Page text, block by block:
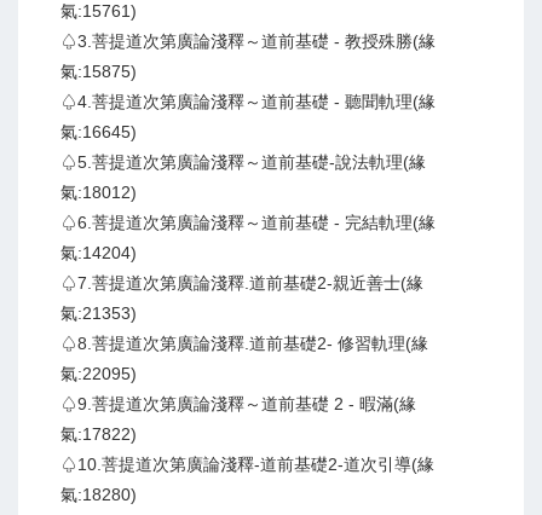
氣:15761)
♤3.菩提道次第廣論淺釋～道前基礎 - 教授殊勝(緣
氣:15875)
♤4.菩提道次第廣論淺釋～道前基礎 - 聽聞軌理(緣
氣:16645)
♤5.菩提道次第廣論淺釋～道前基礎-說法軌理(緣
氣:18012)
♤6.菩提道次第廣論淺釋～道前基礎 - 完結軌理(緣
氣:14204)
♤7.菩提道次第廣論淺釋.道前基礎2-親近善士(緣
氣:21353)
♤8.菩提道次第廣論淺釋.道前基礎2- 修習軌理(緣
氣:22095)
♤9.菩提道次第廣論淺釋～道前基礎 2 - 暇滿(緣
氣:17822)
♤10.菩提道次第廣論淺釋-道前基礎2-道次引導(緣
氣:18280)